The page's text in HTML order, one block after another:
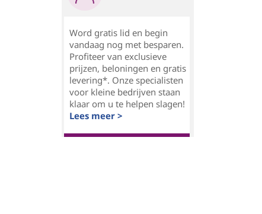
Word gratis lid en begin
vandaag nog met besparen.
Profiteer van exclusieve
prijzen, beloningen en gratis
levering*. Onze specialisten
voor kleine bedrijven staan
klaar om u te helpen slagen!
Lees meer >